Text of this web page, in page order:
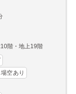
階・地上19階
空あり